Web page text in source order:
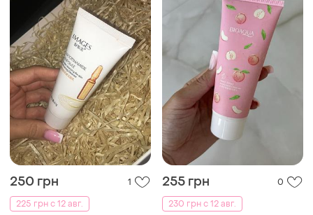
250 грн
1
225 грн с 12 авг.
255 грн
0
230 грн с 12 авг.